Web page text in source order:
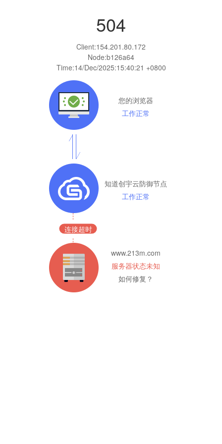
504
Client:154.201.80.172
Node:b126a64
Time:14/Dec/2025:15:40:21 +0800
您的浏览器
工作正常
知道创宇云防御节点
工作正常
连接超时
www.213m.com
服务器状态未知
如何修复？